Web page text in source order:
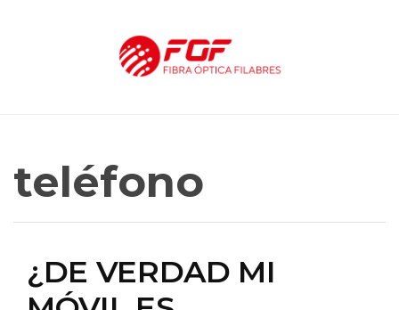
teléfono
¿DE VERDAD MI